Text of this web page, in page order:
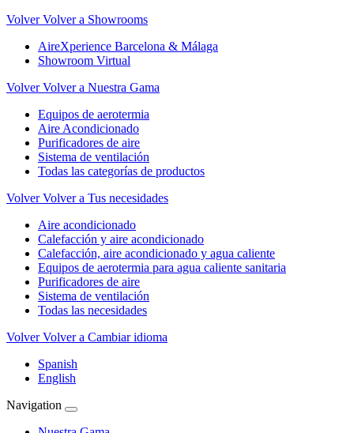
Volver Volver a Showrooms
AireXperience Barcelona & Málaga
Showroom Virtual
Volver Volver a Nuestra Gama
Equipos de aerotermia
Aire Acondicionado
Purificadores de aire
Sistema de ventilación
Todas las categorías de productos
Volver Volver a Tus necesidades
Aire acondicionado
Calefacción y aire acondicionado
Calefacción, aire acondicionado y agua caliente
Equipos de aerotermia para agua caliente sanitaria
Purificadores de aire
Sistema de ventilación
Todas las necesidades
Volver Volver a Cambiar idioma
Spanish
English
Navigation